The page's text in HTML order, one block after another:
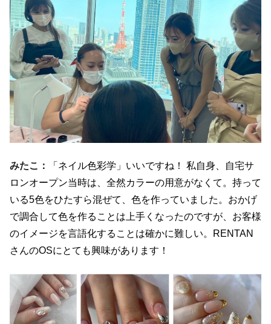
みたこ：
「ネイル色彩学」いいですね！ 私自身、自宅サ
ロンオープン当時は、全然カラーの用意がなくて。持って
いる5色をひたすら混ぜて、色を作っていました。おかげ
で調合して色を作ることは上手くなったのですが、お客様
のイメージを言語化することは確かに難しい。
RENTAN
さんのOSにとても興味があります！